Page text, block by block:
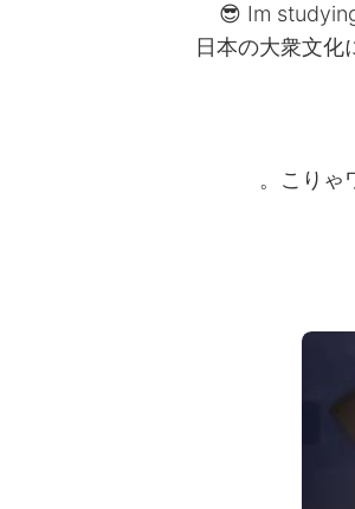
Im
日本の大衆文化
こりゃ